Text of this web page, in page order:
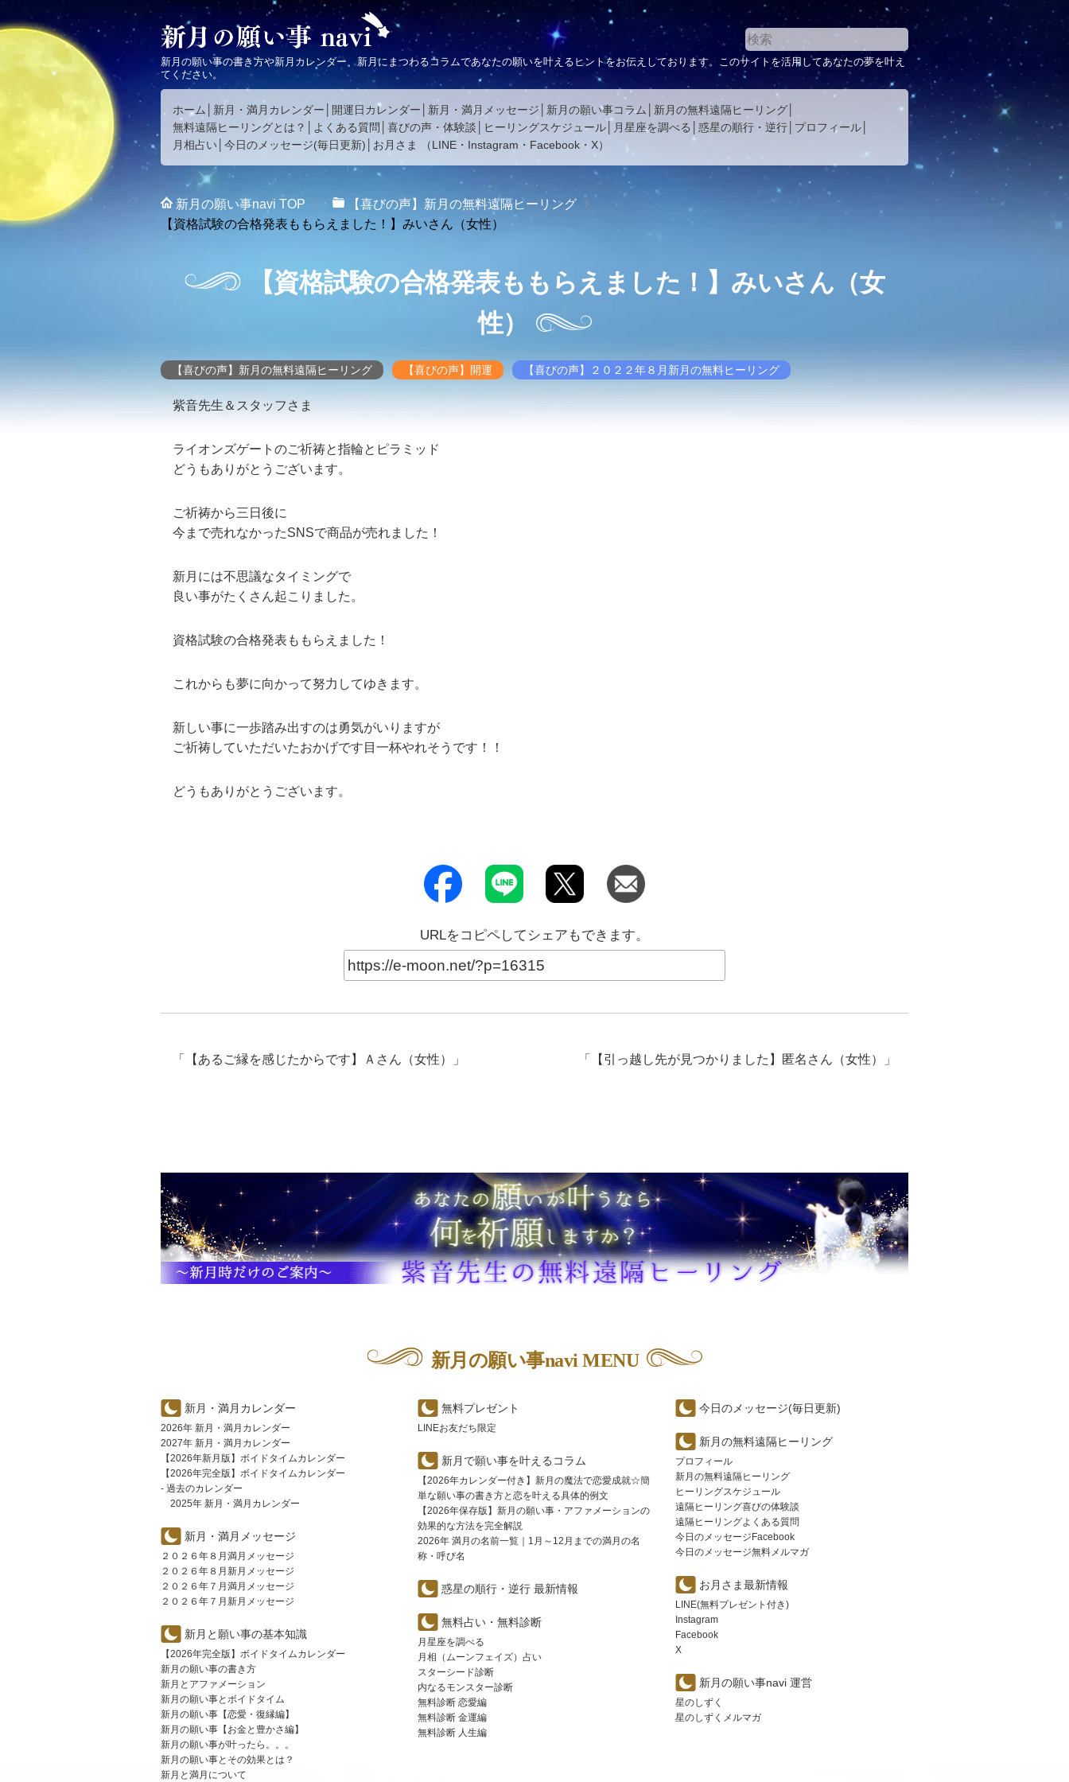
新月の願い事の書き方や新月カレンダー、新月にまつわるコラムであなたの願いを叶えるヒントをお伝えしております。このサイトを活用してあなたの夢を叶え
てください。
ホーム 新月・満月カレンダー 開運日カレンダー 新月・満月メッセージ 新月の願い事コラム
新月の無料遠隔ヒーリング
無料遠隔ヒーリングとは？
よくある質問 喜びの声・体験談 ヒーリングスケジュール 月星座を調べる 惑星の順行・逆行
プロフィール
月相占い 今日のメッセージ(毎日更新) お月さま （LINE ・ Instagram ・ Facebook ・ X）
新月の願い事navi TOP
【喜びの声】新月の無料遠隔ヒーリング
【資格試験の合格発表ももらえました！】みいさん（女性）
【資格試験の合格発表ももらえました！】みいさん（女
性）
【喜びの声】新月の無料遠隔ヒーリング 【喜びの声】開運 【喜びの声】２０２２年８月新月の無料ヒーリング
紫音先生＆スタッフさま
ライオンズゲートのご祈祷と指輪とピラミッド
どうもありがとうございます。
ご祈祷から三日後に
今まで売れなかったSNSで商品が売れました！
新月には不思議なタイミングで
良い事がたくさん起こりました。
資格試験の合格発表ももらえました！
これからも夢に向かって努力してゆきます。
新しい事に一歩踏み出すのは勇気がいりますが
ご祈祷していただいたおかげです目一杯やれそうです！！
どうもありがとうございます。
URLをコピペしてシェアもできます。
「 【引っ越し先が見つかりました】匿名さん（女性） 」
「 【あるご縁を感じたからです】Ａさん（女性） 」
新月の願い事navi MENU
新月・満月カレンダー
2026年 新月・満月カレンダー
2027年 新月・満月カレンダー
【2026年新月版】ボイドタイムカレンダー
【2026年完全版】ボイドタイムカレンダー
- 過去のカレンダー
2025年 新月・満月カレンダー
新月・満月メッセージ
２０２６年８月満月メッセージ
２０２６年８月新月メッセージ
２０２６年７月満月メッセージ
２０２６年７月新月メッセージ
新月と願い事の基本知識
【2026年完全版】ボイドタイムカレンダー
新月の願い事の書き方
新月とアファメーション
新月の願い事とボイドタイム
新月の願い事【恋愛・復縁編】
新月の願い事【お金と豊かさ編】
新月の願い事が叶ったら。。。
新月の願い事とその効果とは？
新月と満月について
無料プレゼント
LINEお友だち限定
新月で願い事を叶えるコラム
【2026年カレンダー付き】新月の魔法で恋愛成就☆簡
単な願い事の書き方と恋を叶える具体的例文
【2026年保存版】新月の願い事・アファメーションの
効果的な方法を完全解説
2026年 満月の名前一覧｜1月～12月までの満月の名
称・呼び名
惑星の順行・逆行 最新情報
無料占い・無料診断
月星座を調べる
月相（ムーンフェイズ）占い
スターシード診断
内なるモンスター診断
無料診断 恋愛編
無料診断 金運編
無料診断 人生編
今日のメッセージ(毎日更新)
新月の無料遠隔ヒーリング
プロフィール
新月の無料遠隔ヒーリング
ヒーリングスケジュール
遠隔ヒーリング喜びの体験談
遠隔ヒーリングよくある質問
今日のメッセージFacebook
今日のメッセージ無料メルマガ
お月さま最新情報
LINE(無料プレゼント付き)
Instagram
Facebook
X
新月の願い事navi 運営
星のしずく
星のしずくメルマガ